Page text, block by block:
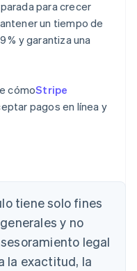
para crecer
un tiempo de
% y garantiza una
cómoStripe
pagos en línea y
tiene solo fines
y no
legal
la exactitud, la